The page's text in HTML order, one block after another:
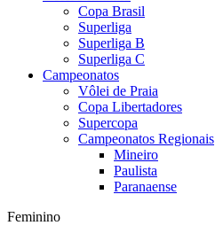
Copa Brasil
Superliga
Superliga B
Superliga C
Campeonatos
Vôlei de Praia
Copa Libertadores
Supercopa
Campeonatos Regionais
Mineiro
Paulista
Paranaense
Feminino